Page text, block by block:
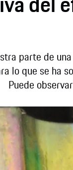
parte de
lo que se ha
Puede